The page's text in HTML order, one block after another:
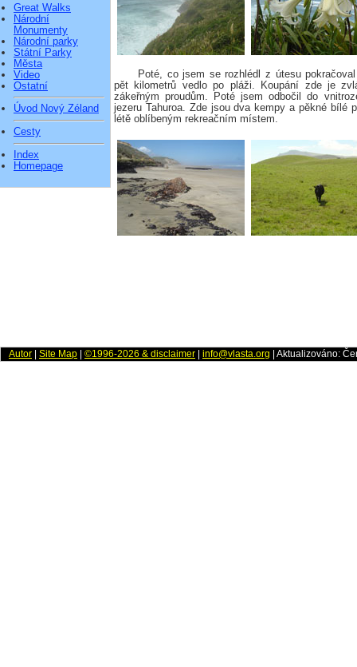
Great Walks
Národní
Monumenty
Národní parky
Státní Parky
Města
Video
Ostatní
Úvod Nový Zéland
Cesty
Index
Homepage
Poté, co jsem se rozhlédl z útesu
pět kilometrů vedlo po pláži. Koupání zde je
zákeřným proudům. Poté jsem odbočil do
jezeru Tahuroa. Zde jsou dva kempy a pěkné bílé
létě oblíbeným rekreačním místem.
Autor Site Map ©1996-2026 & disclaimer info@vlasta.org | Aktualizováno: